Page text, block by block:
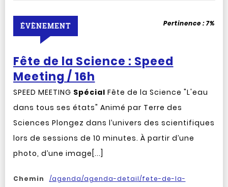
Fête de la Science : Speed
Meeting / 16h
ÉVÈNEMENT Pertinence :7%
SPEED MEETING Spécial Fête de la Science "L'eau
dans tous ses états" Animé par Terre des
Sciences Plongez dans l’univers des scientifiques
lors de sessions de 10 minutes. À partir d’une
photo, d’une image[...]
Chemin
/agenda/agenda-detail/fete-de-la-